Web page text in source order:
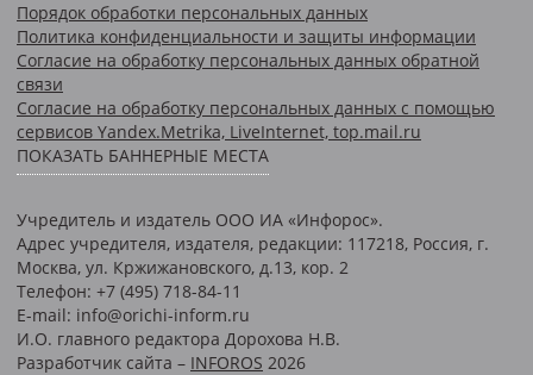
Порядок обработки персональных данных
Политика конфиденциальности и защиты информации
Согласие на обработку персональных данных обратной
связи
Согласие на обработку персональных данных с помощью
сервисов Yandex.Metrika, LiveInternet, top.mail.ru
ПОКАЗАТЬ БАННЕРНЫЕ МЕСТА
Учредитель и издатель ООО ИА «Инфорос».
Адрес учредителя, издателя, редакции: 117218, Россия, г.
Москва, ул. Кржижановского, д.13, кор. 2
Телефон: +7 (495) 718-84-11
E-mail: info@orichi-inform.ru
И.О. главного редактора Дорохова Н.В.
Разработчик сайта – INFOROS 2026